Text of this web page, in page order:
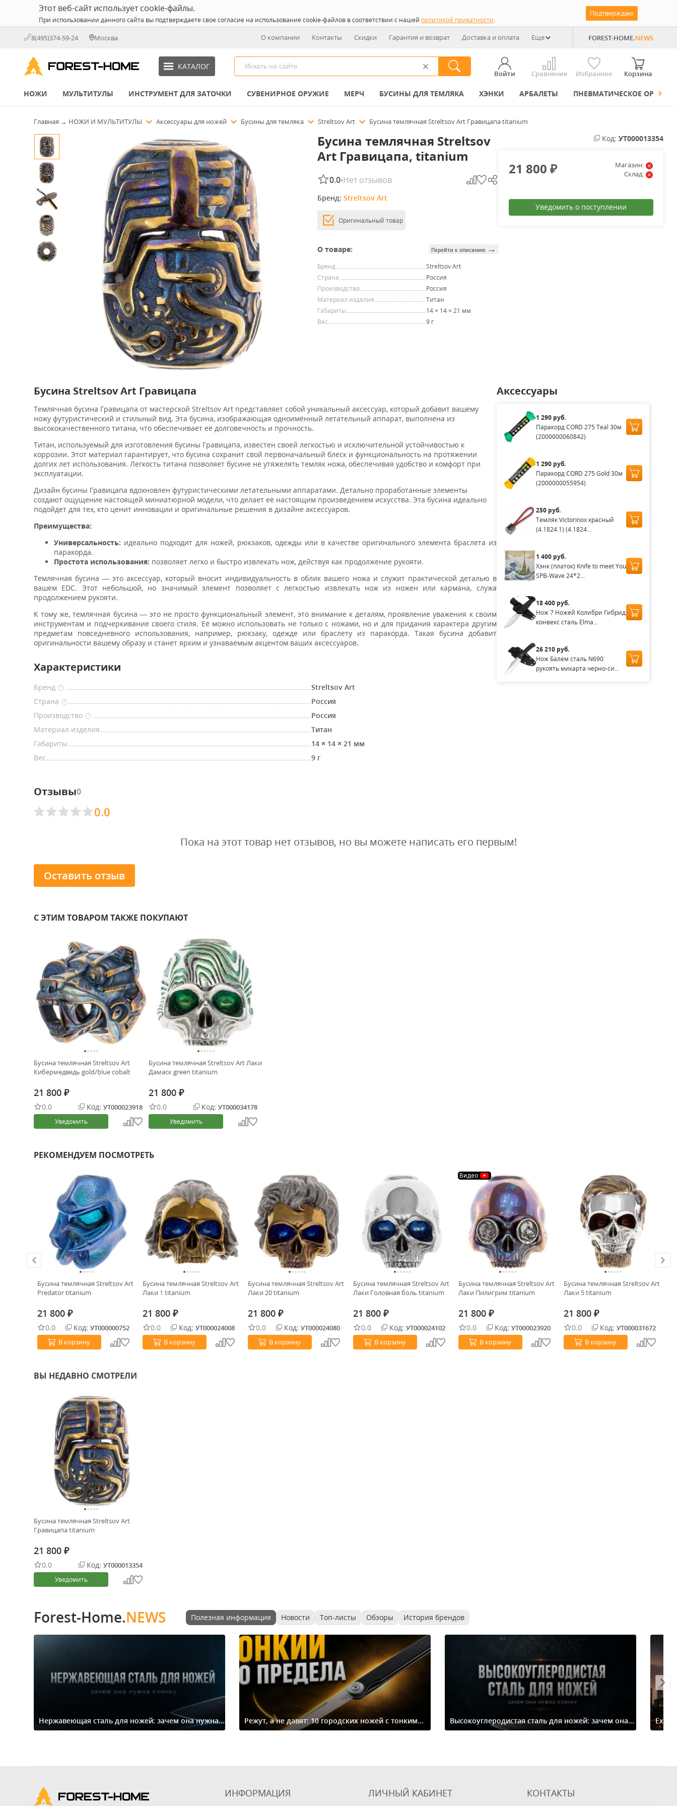
Этот веб-сайт использует cookie-файлы.
При использовании данного сайта вы подтверждаете свое согласие на использование cookie-файлов в соответствии с нашей политикой приватности.
Подтверждаю
8(495)374-59-24 Москва О компании Контакты Скидки Гарантия и возврат Доставка и оплата Еще FOREST-HOME.NEWS
КАТАЛОГ
Войти Сравнение Избранное Корзина
НОЖИ МУЛЬТИТУЛЫ ИНСТРУМЕНТ ДЛЯ ЗАТОЧКИ СУВЕНИРНОЕ ОРУЖИЕ МЕРЧ БУСИНЫ ДЛЯ ТЕМЛЯКА ХЭНКИ АРБАЛЕТЫ ПНЕВМАТИЧЕСКОЕ ОРУЖИЕ
Главная → НОЖИ И МУЛЬТИТУЛЫ Аксессуары для ножей Бусины для темляка Streltsov Art Бусина темлячная Streltsov Art Гравицапа titanium
Бусина темлячная Streltsov
Art Гравицапа, titanium
0.0•Нет отзывов
Бренд: Streltsov Art
Оригинальный товар
О товаре: Перейти к описанию →
Бренд
Streltsov Art
Страна
Россия
Производство
Россия
Материал изделия
Титан
Габариты
14 × 14 × 21 мм
Вес
9 г
Код: УТ000013354
21 800₽
Магазин:
Склад:
Уведомить о поступлении
Бусина Streltsov Art Гравицапа
Темлячная бусина Гравицапа от мастерской Streltsov Art представляет собой уникальный аксессуар, который добавит вашему
ножу футуристический и стильный вид. Эта бусина, изображающая одноимённый летательный аппарат, выполнена из
высококачественного титана, что обеспечивает её долговечность и прочность.
Титан, используемый для изготовления бусины Гравицапа, известен своей легкостью и исключительной устойчивостью к
коррозии. Этот материал гарантирует, что бусина сохранит свой первоначальный блеск и функциональность на протяжении
долгих лет использования. Легкость титана позволяет бусине не утяжелять темляк ножа, обеспечивая удобство и комфорт при
эксплуатации.
Дизайн бусины Гравицапа вдохновлен футуристическими летательными аппаратами. Детально проработанные элементы
создают ощущение настоящей миниатюрной модели, что делает её настоящим произведением искусства. Эта бусина идеально
подойдет для тех, кто ценит инновации и оригинальные решения в дизайне аксессуаров.
Преимущества:
Универсальность: идеально подходит для ножей, рюкзаков, одежды или в качестве оригинального элемента браслета из
паракорда.
Простота использования: позволяет легко и быстро извлекать нож, действуя как продолжение рукояти.
Темлячная бусина — это аксессуар, который вносит индивидуальность в облик вашего ножа и служит практической деталью в
вашем EDC. Этот небольшой, но значимый элемент позволяет с легкостью извлекать нож из ножен или кармана, служа
продолжением рукояти.
К тому же, темлячная бусина — это не просто функциональный элемент, это внимание к деталям, проявление уважения к своим
инструментам и подчеркивание своего стиля. Её можно использовать не только с ножами, но и для придания характера другим
предметам повседневного использования, например, рюкзаку, одежде или браслету из паракорда. Такая бусина добавит
оригинальности вашему образу и станет ярким и узнаваемым акцентом ваших аксессуаров.
Характеристики
Бренд ?
Streltsov Art
Страна
?
Россия
Производство
?
Россия
Материал изделия
Титан
Габариты
14 × 14 × 21 мм
Вес
9 г
Аксессуары
1 290 руб.
Паракорд CORD 275 Teal 30м
(2000000060842)
1 290 руб.
Паракорд CORD 275 Gold 30м
(2000000055954)
250 руб.
Темляк Victorinox красный
(4.1824.1) (4.1824...
1 400 руб.
Хэнк (платок) Knife to meet You
SPB-Wave 24*2...
18 400 руб.
Нож 7 Ножей Колибри Гибрид
конвекс сталь Elma...
26 210 руб.
Нож Балем сталь N690
рукоять микарта черно-си...
Отзывы0
0.0
Пока на этот товар нет отзывов, но вы можете написать его первым!
Оставить отзыв
С ЭТИМ ТОВАРОМ ТАКЖЕ ПОКУПАЮТ
Бусина темлячная Streltsov Art
Кибермедведь gold/blue cobalt
21 800 ₽
0.0 Код: УТ000023918
Уведомить
Бусина темлячная Streltsov Art Лаки
Дамаск green titanium
21 800 ₽
0.0 Код: УТ000034178
Уведомить
РЕКОМЕНДУЕМ ПОСМОТРЕТЬ
Бусина темлячная Streltsov Art
Predator titanium
21 800 ₽
0.0 Код: УТ000000752
В корзину
Бусина темлячная Streltsov Art
Лаки 1 titanium
21 800 ₽
0.0 Код: УТ000024008
В корзину
Бусина темлячная Streltsov Art
Лаки 20 titanium
21 800 ₽
0.0 Код: УТ000024080
В корзину
Бусина темлячная Streltsov Art
Лаки Головная боль titanium
21 800 ₽
0.0 Код: УТ000024102
В корзину
Видео
Бусина темлячная Streltsov Art
Лаки Пилигрим titanium
21 800 ₽
0.0 Код: УТ000023920
В корзину
Бусина темлячная Streltsov Art
Лаки 5 titanium
21 800 ₽
0.0 Код: УТ000031672
В корзину
ВЫ НЕДАВНО СМОТРЕЛИ
Бусина темлячная Streltsov Art
Гравицапа titanium
21 800 ₽
0.0 Код: УТ000013354
Уведомить
Forest-Home.NEWS Полезная информация Новости Топ-листы Обзоры История брендов
Нержавеющая сталь для ножей: зачем она нужна... Режут, а не давят: 10 городских ножей с тонким... Высокоуглеродистая сталь для ножей: зачем она...
ИНФОРМАЦИЯ ЛИЧНЫЙ КАБИНЕТ КОНТАКТЫ